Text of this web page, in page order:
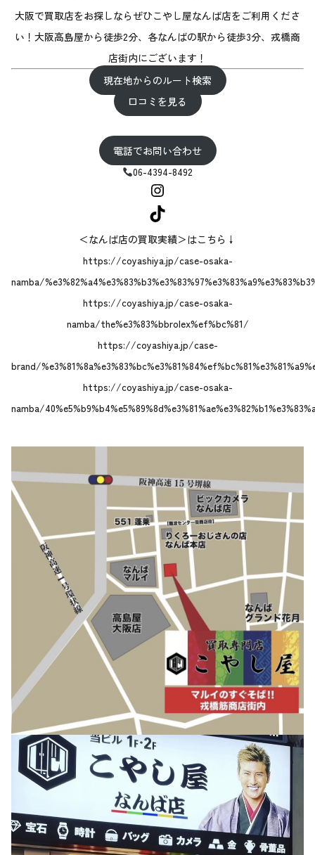
大阪で買取店をお探しならぜひこやし屋なんば店をご利用くださ
い！大阪高島屋から徒歩2分、各なんばの駅から徒歩3分、戎橋商
店街内にございます！
現在地からのルート検索
口コミを見る
電話でお問い合わせ
06-4394-8492
＜なんば店の買取実績＞はこちら↓
https://coyashiya.jp/case-osaka-
namba/
https://coyashiya.jp/case-osaka-
namba/the%e3%83%bbrolex%ef%bc%81/
https://coyashiya.jp/case-
brand/
https://coyashiya.jp/case-osaka-
namba/